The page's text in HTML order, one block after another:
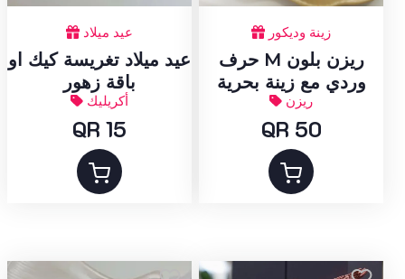
عيد ميلاد
عيد ميلاد تغريسة كيك او
باقة زهور
أكريليك
QR 15
زينة وديكور
حرف M ريزن بلون
وردي مع زينة بحرية
ريزن
QR 50